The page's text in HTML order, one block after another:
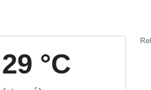
29 °C